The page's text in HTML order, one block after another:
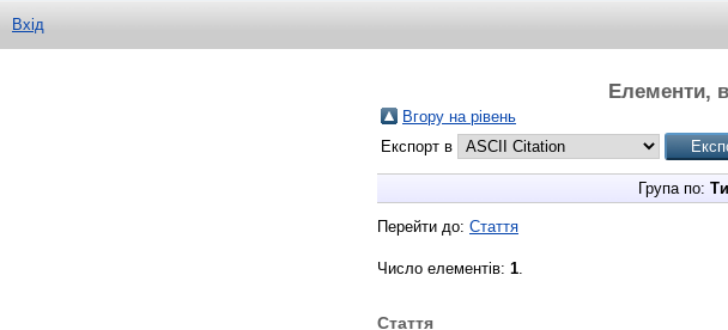
Вхід
Елементи,
Вгору на рівень
Експорт в
Група по:
Перейти до: Стаття
Число елементів: 1
Стаття